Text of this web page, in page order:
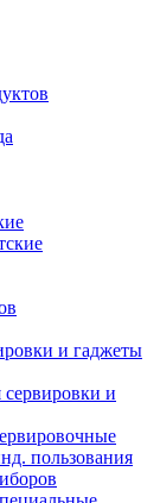
и гаджеты
и
пользования